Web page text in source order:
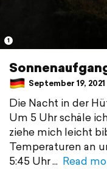
1
September 19,
Die Nacht in der
Um 5 Uhr schäle
ziehe mich leicht
Temperaturen an
5:45 Uhr
Read